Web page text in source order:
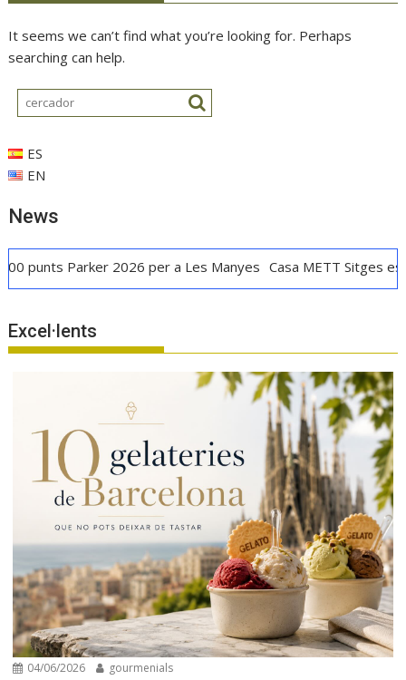
It seems we can’t find what you’re looking for. Perhaps
searching can help.
ES
EN
News
2026 per a Les Manyes Casa METT Sitges estrena
Excel·lents
04/06/2026 gourmenials